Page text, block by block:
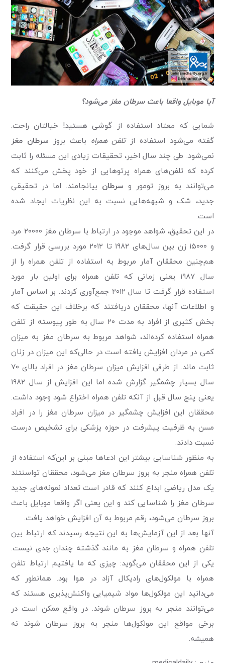
آیا موبایل واقعا باعث سرطان مغز می‌شود؟
شمایی که معتاد استفاده از گوشی هستید! خیالتان راحت.
گفته می‌شود استفاده از تلفن همراه باعث بروز سرطان مغز
نمی‌شود. طی چند سال اخیر، تحقیقات زیادی این مسئله را ثابت
کرده که تلفن‌های همراه پرتوهایی از خود پخش می‌کنند که
می‌توانند به بروز تومور و سرطان بیانجامند. اما در تحقیقی
جدید، شک و شبهه‌هایی نسبت به این نظریات ایجاد شده
است.
در این تحقیق، شواهد موجود در ارتباط با سرطان مغز ۲۰۰۰۰ مرد
و ۱۵۰۰۰ زن بین سال‌های ۱۹۸۲ تا ۲۰۱۲ مورد بررسی قرار گرفت.
هم‌چنین محققان آمار مربوط به استفاده از تلفن همراه را از
سال ۱۹۸۷ یعنی زمانی که تلفن همراه برای اولین بار مورد
استفاده قرار گرفت تا سال ۲۰۱۲ جمع‌آوری کردند. بر اساس آمار
و اطلاعات آنها، محققان دریافتند که برخلاف این حقیقت که
بخش کثیری از افراد به مدت ۲۰ سال به طور پیوسته از تلفن
همراه استفاده کرده‌اند، شواهد مربوط به سرطان مغز به میزان
کمی در مردان افزایش یافته است در حالی‌که این میزان در زنان
ثابت ماند. از طرفی افزایش میزان سرطان مغز در افراد بالای ۷۰
سال بسیار چشمگیر گزارش شده اما این افزایش از سال ۱۹۸۲
یعنی پنج سال قبل از آنکه تلفن همراه اختراع شود وجود داشت.
محققان این افزایش چشمگیر در میزان سرطان مغز را در افراد
مسن به ظرفیت پیشرفت در حوزه پزشکی برای تشخیص درست
نسبت دادند.
به منظور شناسایی بیشتر این ادعاها مبنی بر این‌که استفاده از
تلفن همراه منجر به بروز سرطان مغز می‌شود، محققان تواسنتند
یک مدل ریاضی ابداع کنند که قادر است تعداد نمونه‌های جدید
سرطان مغز را شناسایی کند و این یعنی اگر واقعا موبایل باعث
بروز سرطان می‌شود، رقم مربوط به آن افزایش خواهد یافت.
آنها بعد از این آزمایش‌ها به این نتیجه رسیدند که ارتباط بین
تلفن همراه و سرطان مغز به مانند گذشته چندان جدی نیست.
یکی از این محققان می‌گوید: چیزی که ما یافتیم ارتباط تلفن
همراه با مولکول‌های رادیکال آزاد در هوا بود. همانطور که
می‌دانید این مولکول‌ها مواد شیمیایی واکنش‌پذیری هستند که
می‌توانند منجر به بروز سرطان شوند. در واقع ممکن است در
برخی مواقع این مولکول‌ها منجر به بروز سرطان شوند نه
همیشه.